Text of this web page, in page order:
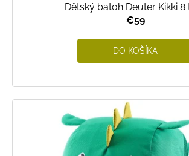
Dětský batoh Deuter Kikki 8
€59
DO KOŠÍKA